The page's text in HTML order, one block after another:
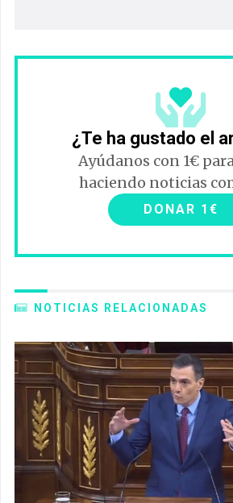
¿Te ha gustado el
Ayúdanos con 1€
haciendo noticias
DONAR 1€
NOTICIAS RELACIONADAS